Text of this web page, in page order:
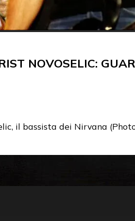
NOVOSELIC:
il bassista dei Nirvana